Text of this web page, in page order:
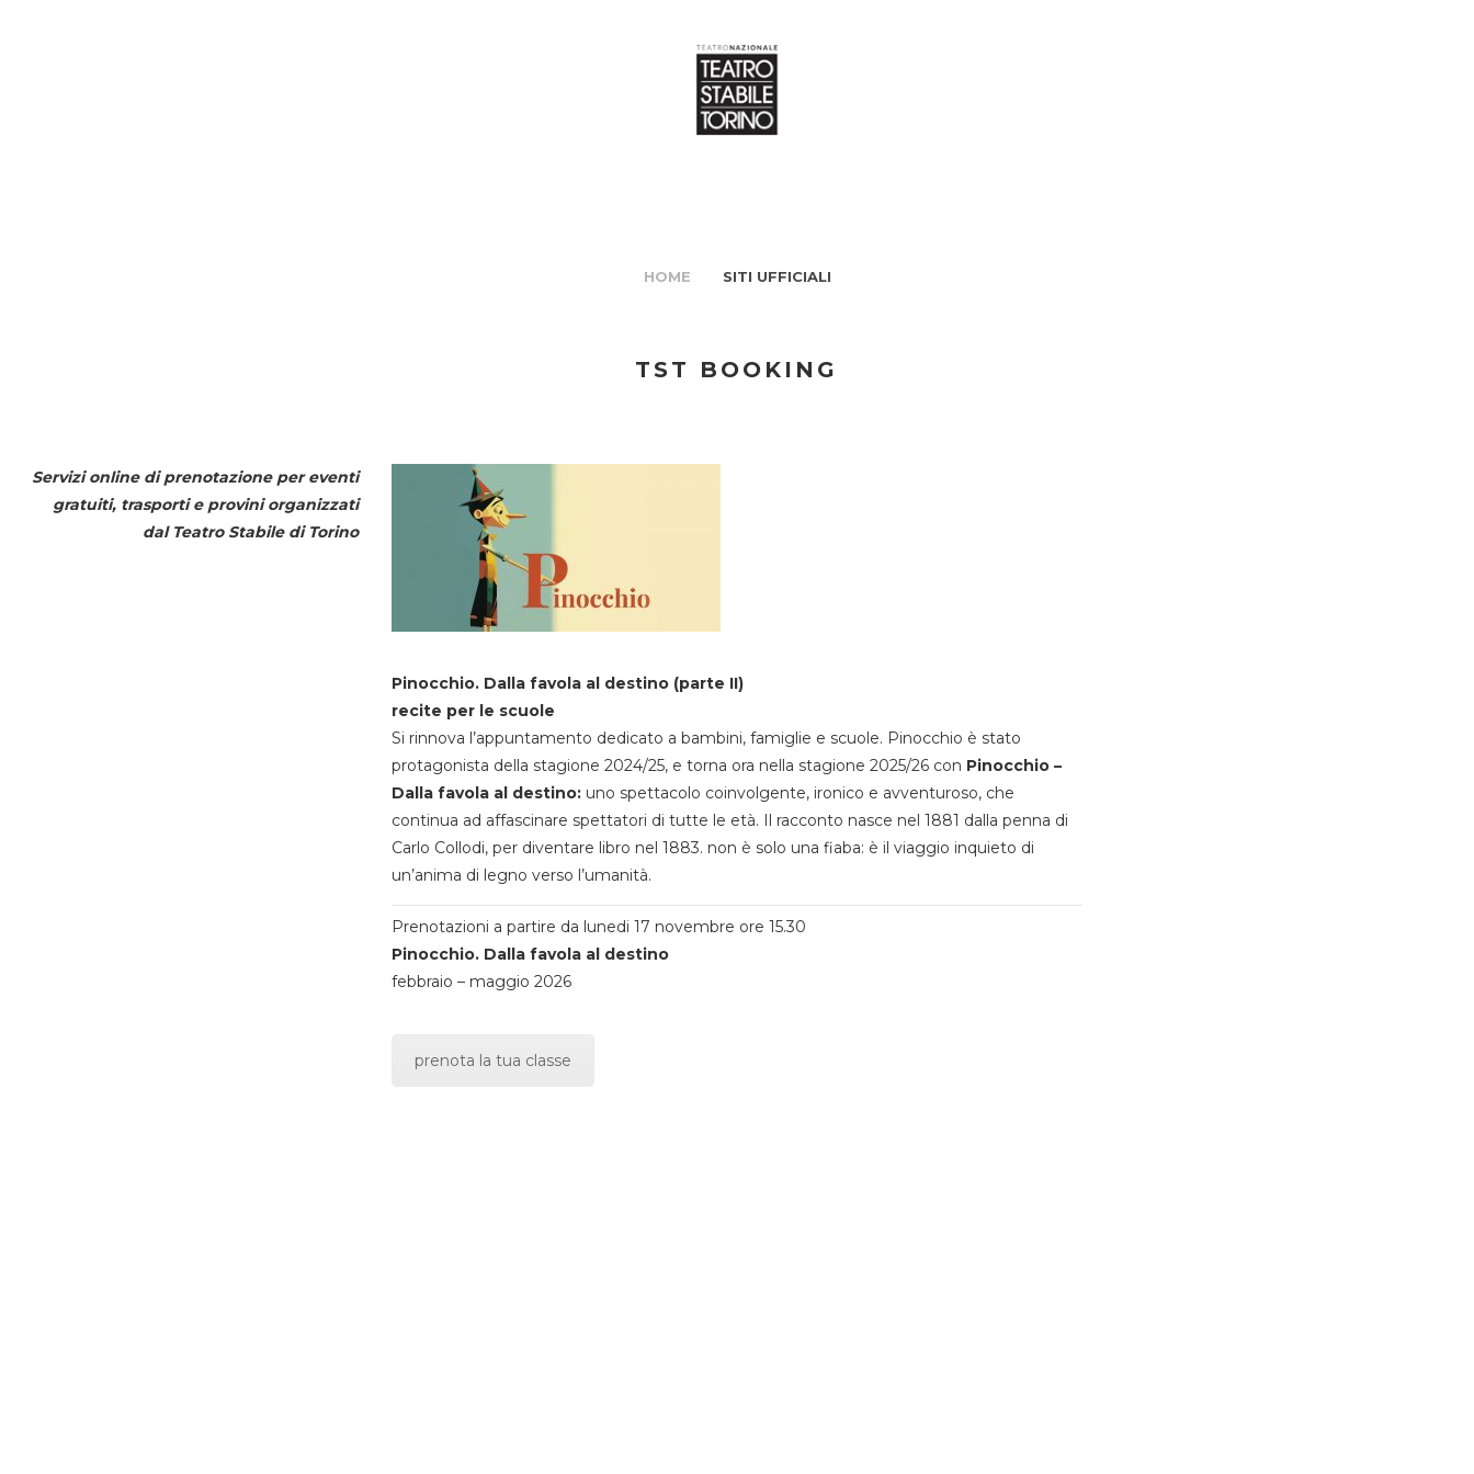
HOME SITI UFFICIALI
TST BOOKING
Servizi online di prenotazione per eventi
gratuiti, trasporti e provini organizzati
dal Teatro Stabile di Torino
Pinocchio. Dalla favola al destino (parte II)
recite per le scuole
Si rinnova l’appuntamento dedicato a bambini, famiglie e scuole. Pinocchio è stato
protagonista della stagione 2024/25, e torna ora nella stagione 2025/26 con Pinocchio –
Dalla favola al destino:uno spettacolo coinvolgente, ironico e avventuroso, che
continua ad affascinare spettatori di tutte le età. Il racconto nasce nel 1881 dalla penna di
Carlo Collodi, per diventare libro nel 1883. non è solo una fiaba: è il viaggio inquieto di
un’anima di legno verso l’umanità.
Prenotazioni a partire da lunedi 17 novembre ore 15.30
Pinocchio. Dalla favola al destino
febbraio – maggio 2026
prenota la tua classe